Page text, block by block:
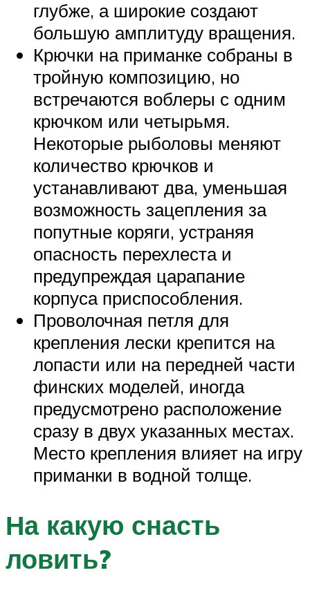
глубже, а широкие создают
большую амплитуду вращения.
Крючки на приманке собраны в
тройную композицию, но
встречаются воблеры с одним
крючком или четырьмя.
Некоторые рыболовы меняют
количество крючков и
устанавливают два, уменьшая
возможность зацепления за
попутные коряги, устраняя
опасность перехлеста и
предупреждая царапание
корпуса приспособления.
Проволочная петля для
крепления лески крепится на
лопасти или на передней части
финских моделей, иногда
предусмотрено расположение
сразу в двух указанных местах.
Место крепления влияет на игру
приманки в водной толще.
На какую снасть
ловить?